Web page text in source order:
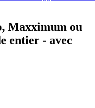
Maxximum ou
entier - avec